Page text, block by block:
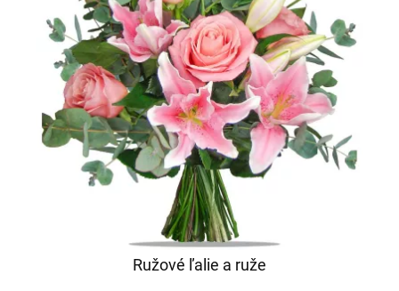
Ružové ľalie a ruže